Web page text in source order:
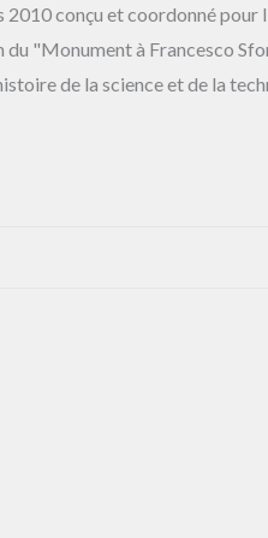
2010 conçu et coordonné
"Monument à Francesco
de la science et de la